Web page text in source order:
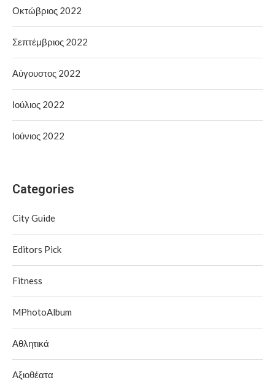
Οκτώβριος 2022
Σεπτέμβριος 2022
Αύγουστος 2022
Ιούλιος 2022
Ιούνιος 2022
Categories
City Guide
Editors Pick
Fitness
MPhotoAlbum
Αθλητικά
Αξιοθέατα